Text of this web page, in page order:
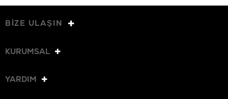
BİZE ULAŞIN
KURUMSAL
YARDIM